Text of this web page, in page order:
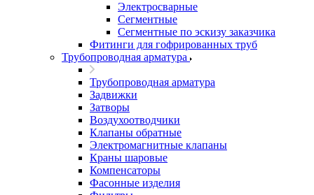
Электросварные
Сегментные
Сегментные по эскизу заказчика
Фитинги для гофрированных труб
Трубопроводная арматура
Трубопроводная арматура
Задвижки
Затворы
Воздухоотводчики
Клапаны обратные
Электромагнитные клапаны
Краны шаровые
Компенсаторы
Фасонные изделия